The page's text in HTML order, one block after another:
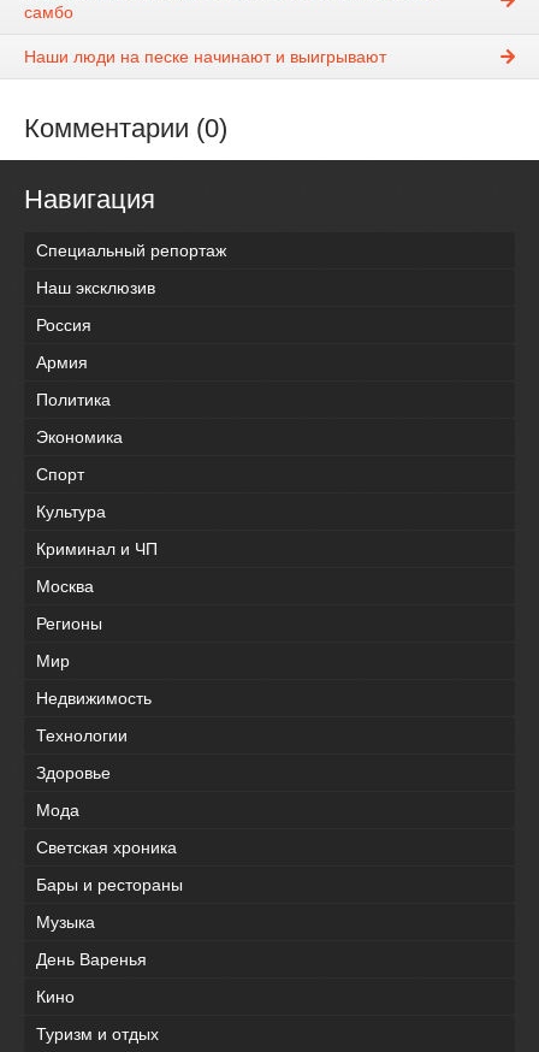
самбо
Наши люди на песке начинают и выигрывают
Комментарии (0)
Навигация
Специальный репортаж
Наш эксклюзив
Россия
Армия
Политика
Экономика
Спорт
Культура
Криминал и ЧП
Москва
Регионы
Мир
Недвижимость
Технологии
Здоровье
Мода
Светская хроника
Бары и рестораны
Музыка
День Варенья
Кино
Туризм и отдых